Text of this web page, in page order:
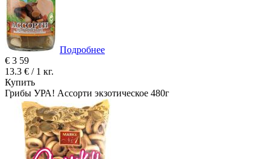
Подробнее
€ 3 59
13.3 € / 1 кг.
Купить
Грибы УРА! Ассорти экзотическое 480г